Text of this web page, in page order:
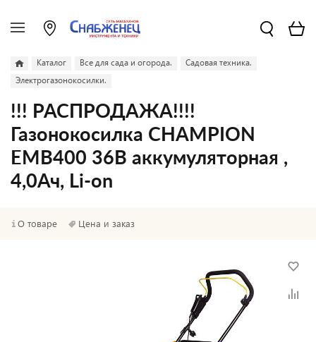
Каталог Все для сада и огорода.
Садовая техника.
Электрогазонокосилки.
!!! РАСПРОДАЖА!!!!
Газонокосилка CHAMPION
EMB400 36B аккумуляторная ,
4,0Ач, Li-on
О товаре Цена и заказ